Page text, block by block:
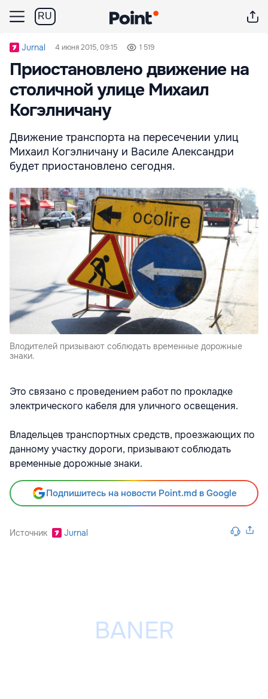
RU
Jurnal 4 июня 2015, 09:15 1 519
Приостановлено движение на
столичной улице Михаил
Когэлничану
Движение транспорта на пересечении улиц
Михаил Когэлничану и Василе Александри
будет приостановлено сегодня.
Влодителей призывают соблюдать временные дорожные
знаки.
Это связано с проведением работ по прокладке
электрического кабеля для уличного освещения.
Владельцев транспортных средств, проезжающих по
данному участку дороги, призывают соблюдать
временные дорожные знаки.
Подпишитесь на новости Point.md в Google
Источник Jurnal